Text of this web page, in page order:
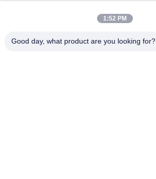
Fender
Fender
1:52 PM
Good day, what product are you looking for?